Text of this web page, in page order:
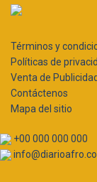
Términos y
Políticas de
Venta de Publicidad
Contáctenos
Mapa del sitio
+00 000 000 000